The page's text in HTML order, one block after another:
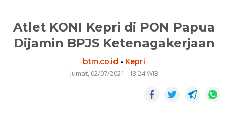
Atlet KONI Kepri di PON Papua
Dijamin BPJS Ketenagakerjaan
btm.co.id - Kepri
Jumat, 02/07/2021 - 13:24 WIB